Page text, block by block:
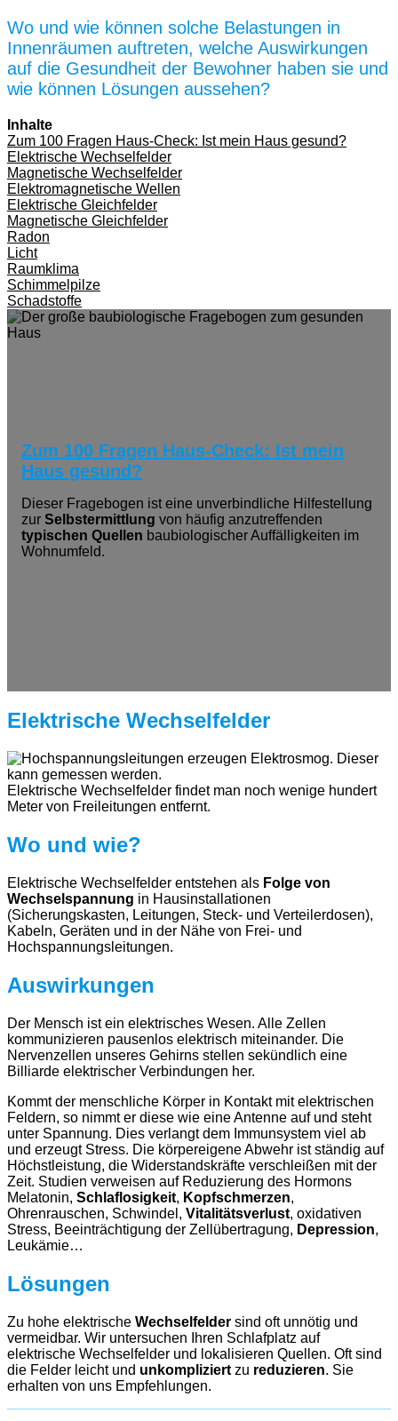
Wo und wie können solche Belastungen in
Innenräumen auftreten, welche Auswirkungen
auf die Gesundheit der Bewohner haben sie und
wie können Lösungen aussehen?
Inhalte
Zum 100 Fragen Haus-Check: Ist mein Haus gesund?
Elektrische Wechselfelder
Magnetische Wechselfelder
Elektromagnetische Wellen
Elektrische Gleichfelder
Magnetische Gleichfelder
Radon
Licht
Raumklima
Schimmelpilze
Schadstoffe
Zum 100 Fragen Haus-Check: Ist mein
Haus gesund?
Dieser Fragebogen ist eine unverbindliche Hilfestellung
zur Selbstermittlung von häufig anzutreffenden
typischen Quellen baubiologischer Auffälligkeiten im
Wohnumfeld.
Elektrische Wechselfelder
Elektrische Wechselfelder findet man noch wenige hundert
Meter von Freileitungen entfernt.
Wo und wie?
Elektrische Wechselfelder entstehen als Folge von
Wechselspannung in Hausinstallationen
(Sicherungskasten, Leitungen, Steck- und Verteilerdosen),
Kabeln, Geräten und in der Nähe von Frei- und
Hochspannungsleitungen.
Auswirkungen
Der Mensch ist ein elektrisches Wesen. Alle Zellen
kommunizieren pausenlos elektrisch miteinander. Die
Nervenzellen unseres Gehirns stellen sekündlich eine
Billiarde elektrischer Verbindungen her.
Kommt der menschliche Körper in Kontakt mit elektrischen
Feldern, so nimmt er diese wie eine Antenne auf und steht
unter Spannung. Dies verlangt dem Immunsystem viel ab
und erzeugt Stress. Die körpereigene Abwehr ist ständig auf
Höchstleistung, die Widerstandskräfte verschleißen mit der
Zeit. Studien verweisen auf Reduzierung des Hormons
Melatonin, Schlaflosigkeit, Kopfschmerzen,
Ohrenrauschen, Schwindel, Vitalitätsverlust, oxidativen
Stress, Beeinträchtigung der Zellübertragung, Depression,
Leukämie…
Lösungen
Zu hohe elektrische Wechselfelder sind oft unnötig und
vermeidbar. Wir untersuchen Ihren Schlafplatz auf
elektrische Wechselfelder und lokalisieren Quellen. Oft sind
die Felder leicht und unkompliziert zu reduzieren. Sie
erhalten von uns Empfehlungen.